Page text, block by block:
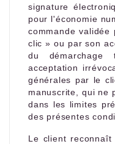
signature
pour l'économie
commande
clic » ou par son
du démarchage
acceptation
générales par le
manuscrite, qui ne
dans les limites
des présentes
Le client reconnaît